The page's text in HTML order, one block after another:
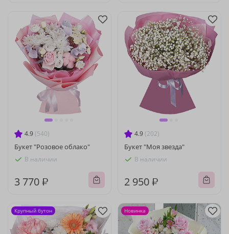
4.9 (540)
Букет "Розовое облако"
В наличии
3 770 ₽
4.9 (202)
Букет "Моя звезда"
В наличии
2 950 ₽
Крупный бутон Новинка